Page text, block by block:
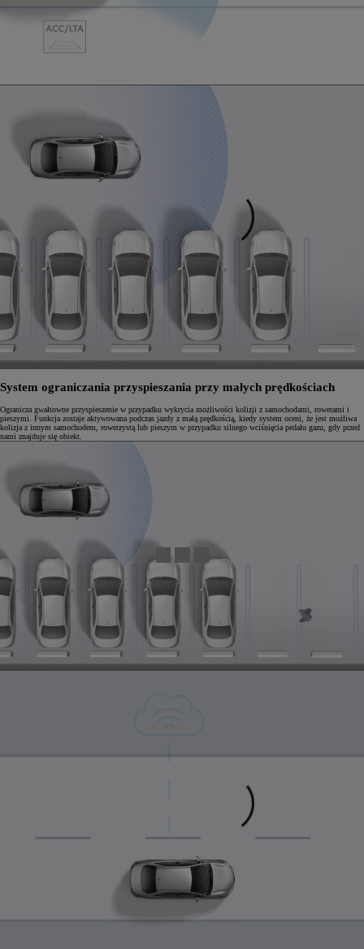
System ograniczania przyspieszania przy małych prędkościach
Ogranicza gwałtowne przyspieszenie w przypadku wykrycia możliwości kolizji z samochodami, rowerami i
pieszymi. Funkcja zostaje aktywowana podczas jazdy z małą prędkością, kiedy system oceni, że jest możliwa
kolizja z innym samochodem, rowerzystą lub pieszym w przypadku silnego wciśnięcia pedału gazu, gdy przed
nami znajduje się obiekt.
0:04 / 0:16